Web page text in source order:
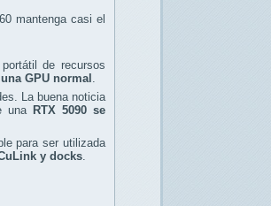
mantenga casi el
de recursos
GPU normal
La buena noticia
una RTX 5090 se
para ser utilizada
y docks